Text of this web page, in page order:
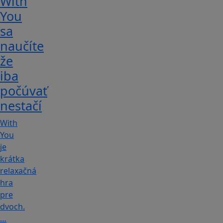
You
sa
naučíte
že
iba
počúvať
nestačí
With
You
je
krátka
relaxačná
hra
pre
dvoch.
…